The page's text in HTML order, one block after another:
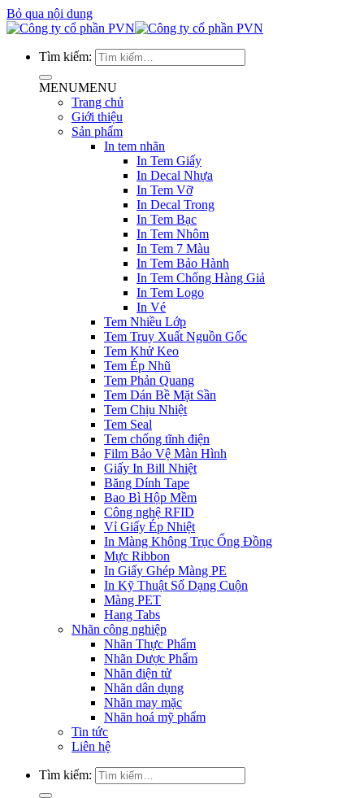
Bỏ qua nội dung
Tìm kiếm:
MENUMENU
Trang chủ
Giới thiệu
Sản phẩm
In tem nhãn
In Tem Giấy
In Decal Nhựa
In Tem Vỡ
In Decal Trong
In Tem Bạc
In Tem Nhôm
In Tem 7 Màu
In Tem Bảo Hành
In Tem Chống Hàng Giả
In Tem Logo
In Vé
Tem Nhiều Lớp
Tem Truy Xuất Nguồn Gốc
Tem Khử Keo
Tem Ép Nhũ
Tem Phản Quang
Tem Dán Bề Mặt Sần
Tem Chịu Nhiệt
Tem Seal
Tem chống tĩnh điện
Film Bảo Vệ Màn Hình
Giấy In Bill Nhiệt
Băng Dính Tape
Bao Bì Hộp Mềm
Công nghệ RFID
Vỉ Giấy Ép Nhiệt
In Màng Không Trục Ống Đồng
Mực Ribbon
In Giấy Ghép Màng PE
In Kỹ Thuật Số Dạng Cuộn
Màng PET
Hang Tabs
Nhãn công nghiệp
Nhãn Thực Phẩm
Nhãn Dược Phẩm
Nhãn điện tử
Nhãn dân dụng
Nhãn may mặc
Nhãn hoá mỹ phẩm
Tin tức
Liên hệ
Tìm kiếm: